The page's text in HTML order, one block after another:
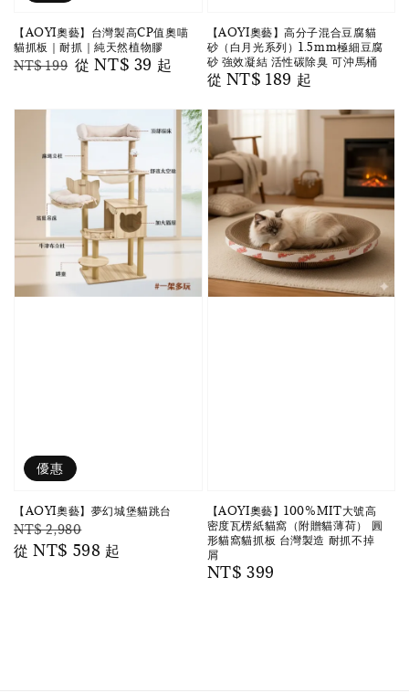
【AOYI奧藝】台灣製高CP值奧喵
貓抓板｜耐抓｜純天然植物膠
Regular
NT$ 199 Sale
從NT$ 39 起
【AOYI奧藝】高分子混合豆腐貓
砂（白月光系列）1.5mm極細豆腐
砂 強效凝結 活性碳除臭 可沖馬桶
Regular
從 NT$ 189 起
優惠
【AOYI奧藝】夢幻城堡貓跳台
Regular
price
NT$ 2,980
price
從NT$ 598 起
【AOYI奧藝】100%MIT大號高
密度瓦楞紙貓窩（附贈貓薄荷） 圓
形貓窩貓抓板 台灣製造 耐抓不掉
屑
Regular
NT$ 399